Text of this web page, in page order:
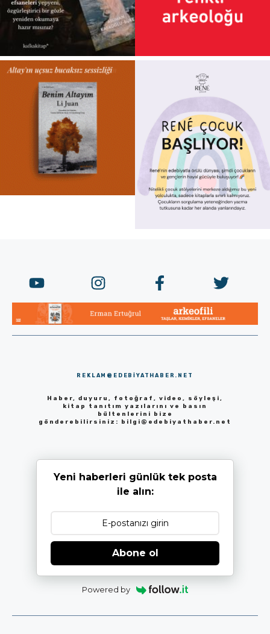
REKLAM@EDEBIYATHABER.NET
Haber, duyuru, fotoğraf, video, söyleşi,
kitap tanıtım yazılarını ve basın
bültenlerini bize
gönderebilirsiniz: bilgi@edebiyathaber.net
Yeni haberleri günlük tek posta
ile alın:
Abone ol
Powered by